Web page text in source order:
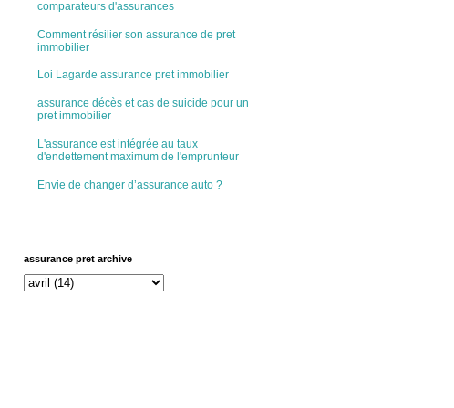
comparateurs d'assurances
Comment résilier son assurance de pret
immobilier
Loi Lagarde assurance pret immobilier
assurance décès et cas de suicide pour un
pret immobilier
L'assurance est intégrée au taux
d'endettement maximum de l'emprunteur
Envie de changer d’assurance auto ?
assurance pret archive